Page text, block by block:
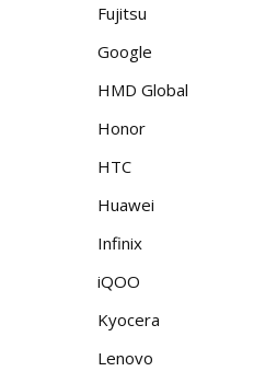
Fujitsu
Google
HMD Global
Honor
HTC
Huawei
Infinix
iQOO
Kyocera
Lenovo